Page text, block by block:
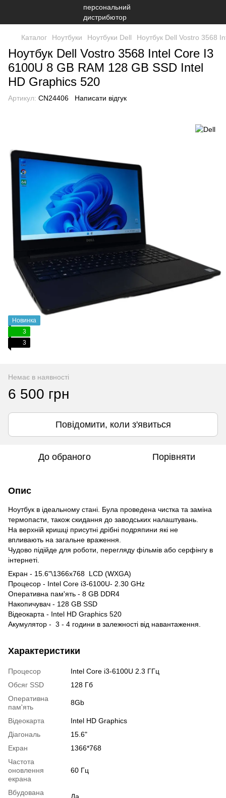
Каталог Ноутбуки Ноутбуки Dell Ноутбук Dell Vostro 3568
Ноутбук Dell Vostro 3568 Intel Core I3
6100U 8 GB RAM 128 GB SSD Intel
HD Graphics 520
Артикул: CN24406 Написати відгук
Новинка
3
3
Немає в наявності
6 500 грн
Повідомити, коли з'явиться
До обраного Порівняти
Опис
Ноутбук в ідеальному стані. Була проведена чистка та заміна
термопасти, також скидання до заводських налаштувань.
На верхній кришці присутні дрібні подряпини які не
впливають на загальне враження.
Чудово підійде для роботи, перегляду фільмів або серфінгу в
інтернеті.
Екран - 15.6"\1366x768 LCD (WXGA)
Процесор - Intel Core i3-6100U- 2.30 GHz
Оперативна пам'ять - 8 GB DDR4
Накопичувач - 128 GB SSD
Відеокарта - Intel HD Graphics 520
Акумулятор - 3 - 4 години в залежності від навантаження.
Характеристики
Процесор
Intel Core i3-6100U 2.3 ГГц
Обсяг SSD
128 Гб
Оперативна
пам'ять
8Gb
Відеокарта
Intel HD Graphics
Діагональ
15.6"
Екран
1366*768
Частота
оновлення
екрана
60 Гц
Вбудована